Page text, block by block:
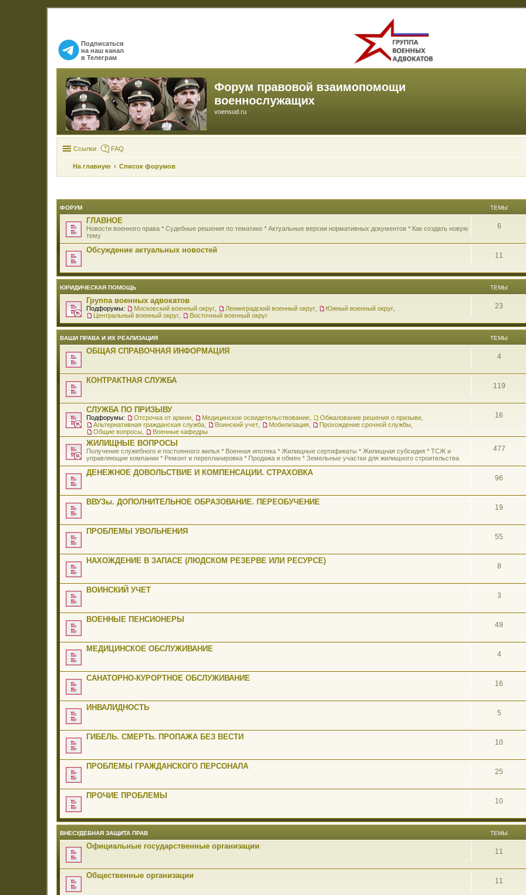
Подписаться
на наш канал
в Телеграм
Форум правовой взаимопомощи
военнослужащих
voensud.ru
Ссылки FAQ
На главную Список форумов
ФОРУМ ТЕМЫ
ГЛАВНОЕ
Новости военного права * Судебные решения по тематике * Актуальные версии нормативных документов * Как создать новую
тему
6
Обсуждение актуальных новостей
11
ЮРИДИЧЕСКАЯ ПОМОЩЬ ТЕМЫ
Группа военных адвокатов
Подфорумы: Московский военный округ Ленинградский военный округ Южный военный округ
Центральный военный округ
Восточный военный округ
23
ВАШИ ПРАВА И ИХ РЕАЛИЗАЦИЯ ТЕМЫ
ОБЩАЯ СПРАВОЧНАЯ ИНФОРМАЦИЯ
4
КОНТРАКТНАЯ СЛУЖБА
119
СЛУЖБА ПО ПРИЗЫВУ
Подфорумы: Отсрочка от армии Медицинское освидетельствование Обжалование решения о призыве
Альтернативная гражданская служба
Воинский учет Мобилизация Прохождение срочной службы
Общие вопросы
Военные кафедры
16
ЖИЛИЩНЫЕ ВОПРОСЫ
Получение служебного и постоянного жилья * Военная ипотека * Жилищные сертификаты * Жилищная субсидия * ТСЖ и
управляющие компании * Ремонт и перепланировка * Продажа и обмен * Земельные участки для жилищного строительства
477
ДЕНЕЖНОЕ ДОВОЛЬСТВИЕ И КОМПЕНСАЦИИ. СТРАХОВКА
96
ВВУЗы. ДОПОЛНИТЕЛЬНОЕ ОБРАЗОВАНИЕ. ПЕРЕОБУЧЕНИЕ
19
ПРОБЛЕМЫ УВОЛЬНЕНИЯ
55
НАХОЖДЕНИЕ В ЗАПАСЕ (ЛЮДСКОМ РЕЗЕРВЕ ИЛИ РЕСУРСЕ)
8
ВОИНСКИЙ УЧЕТ
3
ВОЕННЫЕ ПЕНСИОНЕРЫ
49
МЕДИЦИНСКОЕ ОБСЛУЖИВАНИЕ
4
САНАТОРНО-КУРОРТНОЕ ОБСЛУЖИВАНИЕ
16
ИНВАЛИДНОСТЬ
5
ГИБЕЛЬ. СМЕРТЬ. ПРОПАЖА БЕЗ ВЕСТИ
10
ПРОБЛЕМЫ ГРАЖДАНСКОГО ПЕРСОНАЛА
25
ПРОЧИЕ ПРОБЛЕМЫ
10
ВНЕСУДЕБНАЯ ЗАЩИТА ПРАВ ТЕМЫ
Официальные государственные организации
11
Общественные организации
11